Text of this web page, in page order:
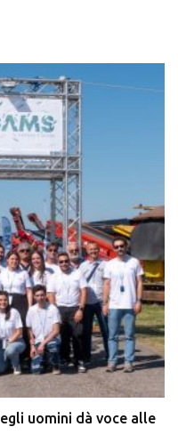
uomini dà voce alle